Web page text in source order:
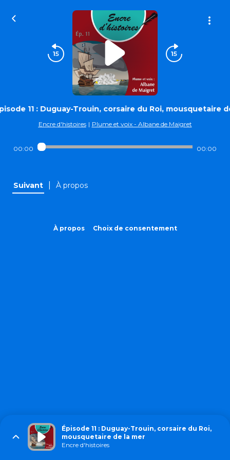
11 : Duguay-Trouin, corsaire du Roi, mousquetaire
Encre d'histoires | Plume et voix - Albane de Maigret
00:00 00:00
Suivant À propos
À propos Choix de consentement
Épisode 11 : Duguay-Trouin, corsaire du Roi,
mousquetaire de la mer
Encre d'histoires